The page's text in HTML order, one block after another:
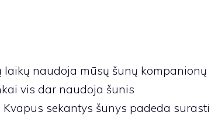
naudoja mūsų šunų kompanionų
vis dar naudoja šunis
sekantys šunys padeda surasti